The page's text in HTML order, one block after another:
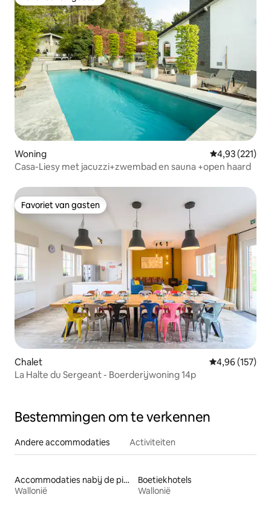
Favoriet van gasten
Woning Gemiddelde
4,93 (221)
Casa-Liesy met jacuzzi+zwembad en sauna +open haard
Favoriet van gasten
Favoriet van gasten
Chalet Gemiddelde
4,96 (157)
La Halte du Sergeant - Boerderijwoning 14p
Bestemmingen om te verkennen
Andere accommodaties Activiteiten
Accommodaties nabij de piste
Wallonië
Boetiekhotels
Wallonië